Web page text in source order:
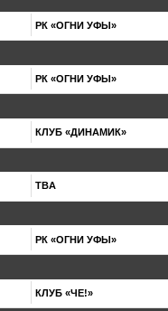
РК «ОГНИ УФЫ»
РК «ОГНИ УФЫ»
КЛУБ «ДИНАМИК»
TBA
РК «ОГНИ УФЫ»
КЛУБ «ЧЕ!»